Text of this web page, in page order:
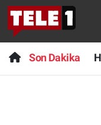
Son Dakika
Anında
Başka
Son Dakika
Haber
Nöbetçi
Hava Durumu